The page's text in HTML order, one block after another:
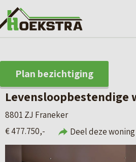
Plan bezichtiging
Levensloopbestendige
8801 ZJ Franeker
€ 477.750,-
Deel deze woning